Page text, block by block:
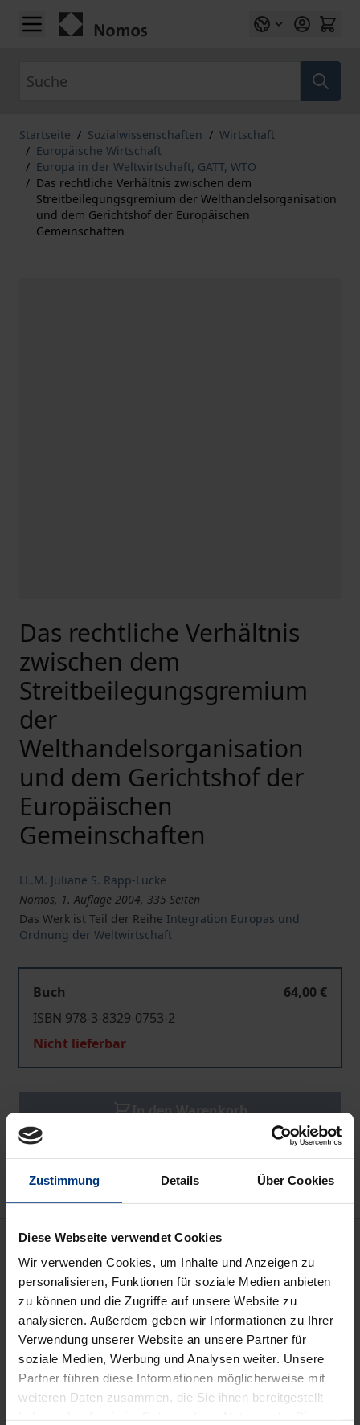
Zustimmung Details Über Cookies
Diese Webseite verwendet Cookies
Wir verwenden Cookies, um Inhalte und Anzeigen zu
personalisieren, Funktionen für soziale Medien anbieten
zu können und die Zugriffe auf unsere Website zu
analysieren. Außerdem geben wir Informationen zu Ihrer
Verwendung unserer Website an unsere Partner für
soziale Medien, Werbung und Analysen weiter. Unsere
Partner führen diese Informationen möglicherweise mit
weiteren Daten zusammen, die Sie ihnen bereitgestellt
Zum Inhalt springen
Startseite / Sozialwissenschaften / Wirtschaft
/ Europäische Wirtschaft
/ Europa in der Weltwirtschaft, GATT, WTO
/ Das rechtliche Verhältnis zwischen dem
Streitbeilegungsgremium der Welthandelsorganisation
und dem Gerichtshof der Europäischen
Gemeinschaften
Das rechtliche Verhältnis
zwischen dem
Streitbeilegungsgremium
der
Welthandelsorganisation
und dem Gerichtshof der
Europäischen
Gemeinschaften
LL.M. Juliane S. Rapp-Lücke
Nomos, 1. Auflage 2004, 335 Seiten
Das Werk ist Teil der Reihe Integration Europas und
Ordnung der Weltwirtschaft
Buch
64,00 €
ISBN 978-3-8329-0753-2
Nicht lieferbar
In den Warenkorb
Zur Wunschliste hinzufügen
Hinweise zu Versandkosten
Beschreibung
Zwischen dem WTO-Streitbeilegungsgremium und
dem Gerichtshof der Europäischen Gemeinschaften
besteht wegen der sachlichen Nähe ihrer
Zuständigkeiten ein Spannungsverhältnis. Die
Verfasserin untersucht die Entscheidungspraxis
beider Spruchkörper insoweit, als sie Bezüge zum